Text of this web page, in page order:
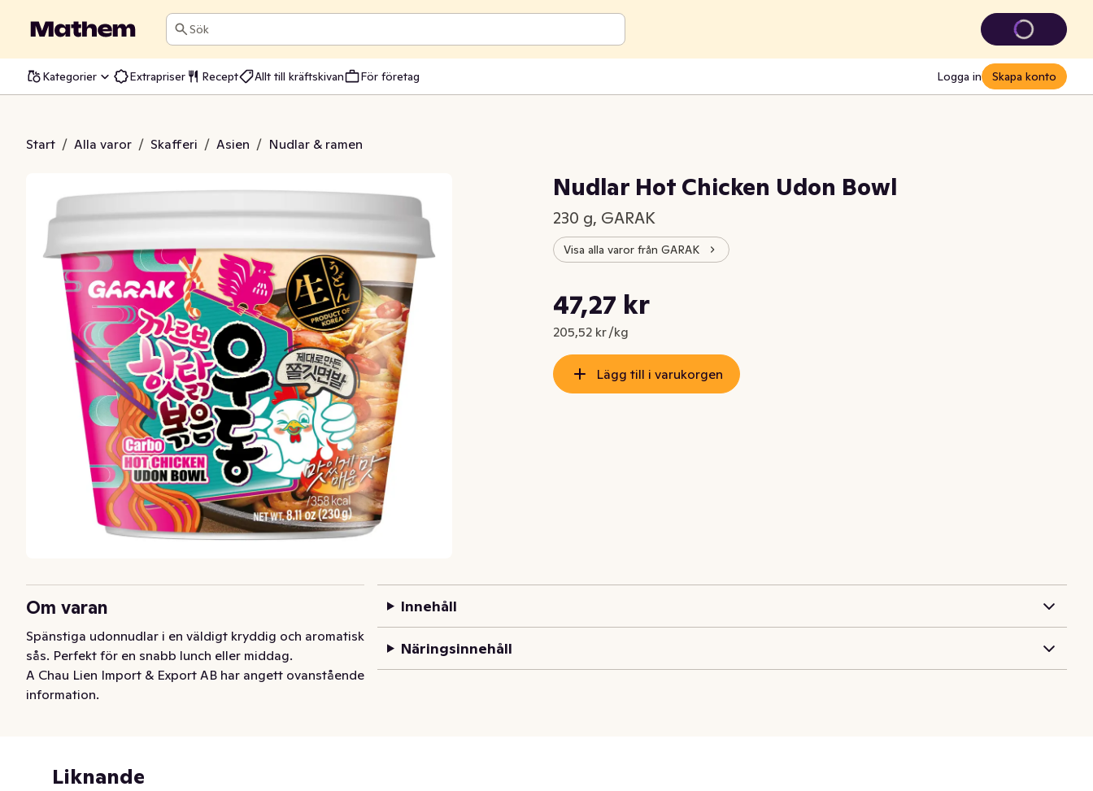
Sök
Kategorier Extrapriser Recept Allt till kräftskivan För företag Logga in Skapa konto
Start / Alla varor / Skafferi / Asien / Nudlar & ramen
Udon Bowl
Nudlar Hot Chicken Udon Bowl
230 g, GARAK
Visa alla varor från GARAK
Nuvarande pris är: 47,27 kr
47,27 kr
205,52 kr /kg
Styckpris: 205,52 kr /kg
Lägg till i varukorgen
Om varan
Spänstiga udonnudlar i en väldigt kryddig och aromatisk
sås. Perfekt för en snabb lunch eller middag.
A Chau Lien Import & Export AB har angett ovanstående
information.
Innehåll
Näringsinnehåll
Liknande